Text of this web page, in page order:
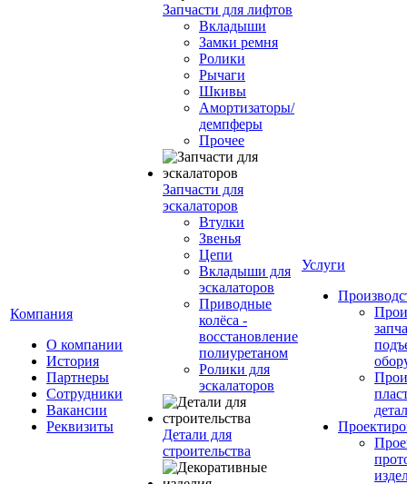
Компания
О компании
История
Партнеры
Сотрудники
Вакансии
Реквизиты
Запчасти для лифтов
Вкладыши
Замки ремня
Ролики
Рычаги
Шкивы
Амортизаторы/
демпферы
Прочее
Запчасти для
эскалаторов
Втулки
Звенья
Цепи
Вкладыши для
эскалаторов
Приводные
колёса -
восстановление
полиуретаном
Ролики для
эскалаторов
Детали для
строительства
Услуги